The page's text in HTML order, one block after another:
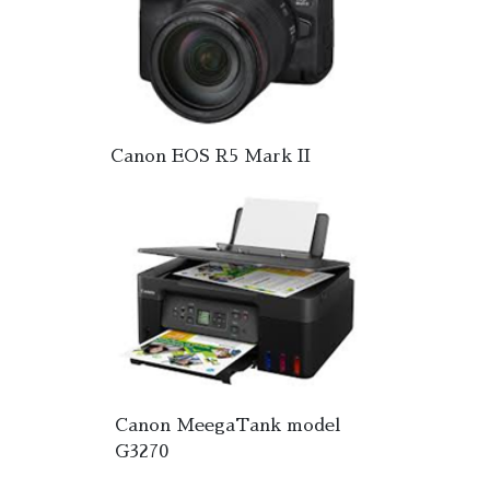
Canon EOS R5 Mark II
Canon MeegaTank model
G3270